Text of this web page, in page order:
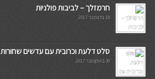
חרמזלך – לביבות פולניות
18 בדצמבר 2017
סלט דלעת וכרובית עם עדשים שחורות
30 באוקטובר 2017